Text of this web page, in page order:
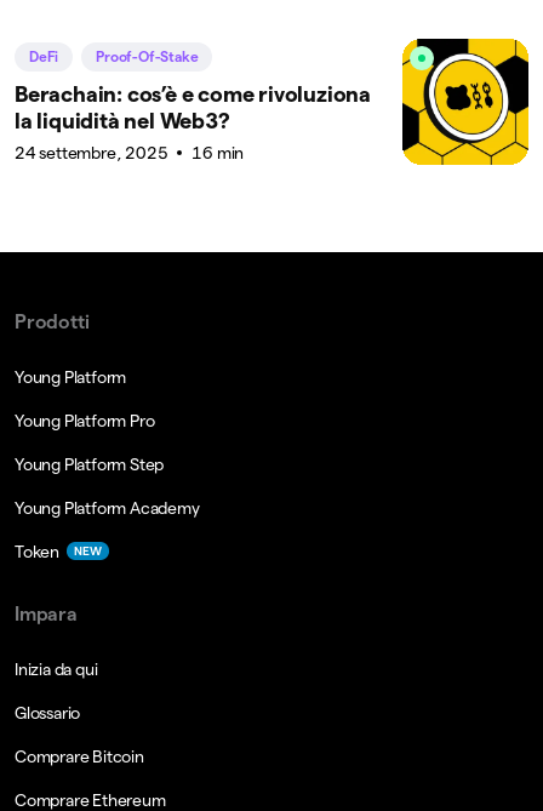
DeFi Proof-Of-Stake
Berachain: cos’è e come rivoluziona
la liquidità nel Web3?
24 settembre, 2025 16 min
Prodotti
Young Platform
Young Platform Pro
Young Platform Step
Young Platform Academy
Token NEW
Impara
Inizia da qui
Glossario
Comprare Bitcoin
Comprare Ethereum